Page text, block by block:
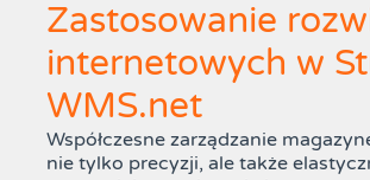
Zastosowanie
internetowych w
WMS.net
Współczesne zarządzanie
nie tylko precyzji, ale także